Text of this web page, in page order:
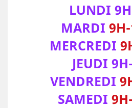
LUNDI
MARDI
MERCREDI
JEUDI
VENDREDI
SAMEDI